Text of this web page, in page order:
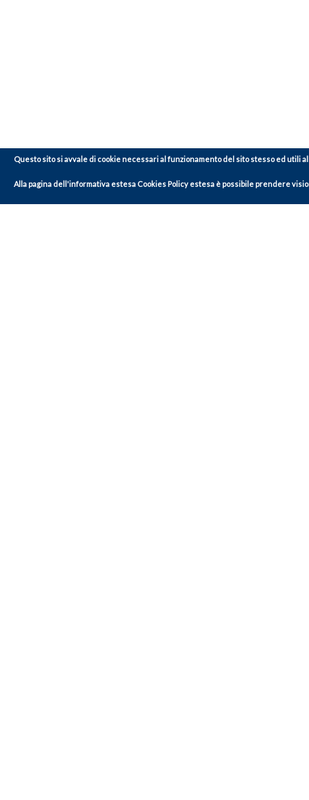
Questo sito si avvale di cookie necessari al funzionamento del sito stesso ed utili
Allapagina dell'informativa estesa Cookies Policy estesa è possibile prendere